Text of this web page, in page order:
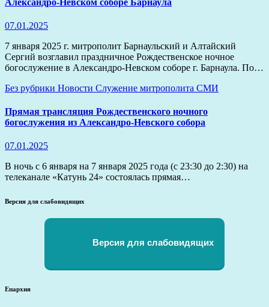
07.01.2025
7 января 2025 г. митрополит Барнаульский и Алтайский
Сергий возглавил праздничное Рождественское ночное
богослужение в Александро-Невском соборе г. Барнаула. По…
Без рубрики Новости Служение митрополита СМИ
Прямая трансляция Рождественского ночного
богослужения из Александро-Невского собора
07.01.2025
В ночь с 6 января на 7 января 2025 года (с 23:30 до 2:30) на
телеканале «Катунь 24» состоялась прямая…
Версия для слабовидящих
Версия для слабовидящих
Епархия